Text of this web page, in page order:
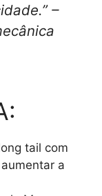
–
tail com
a